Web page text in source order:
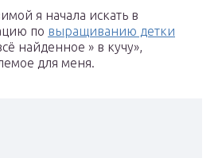
я начала искать в
по выращиванию детки
найденное » в кучу»,
для меня.